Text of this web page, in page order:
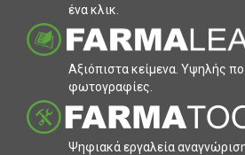
ένα κλικ.
Αξιόπιστα κείµενα. Υψηλής
φωτογραφίες.
Ψηφιακά εργαλεία